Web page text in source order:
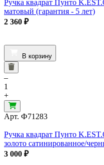
Ручка квадрат Пунто
матовый (гарантия - 5 лет)
2 360 ₽
В корзину
–
1
+
Арт. Ф71283
Ручка квадрат Пунто
золото сатинированное/
3 000 ₽